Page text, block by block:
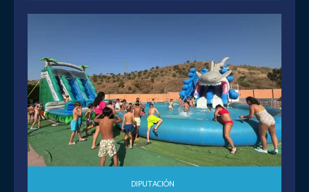
DIPUTACIÓN